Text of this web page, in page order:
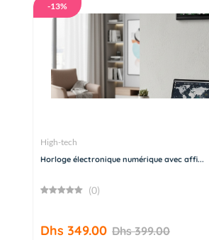
-13%
High-tech
Horloge électronique numérique avec affi...
(0)
Dhs 349.00 Dhs 399.00